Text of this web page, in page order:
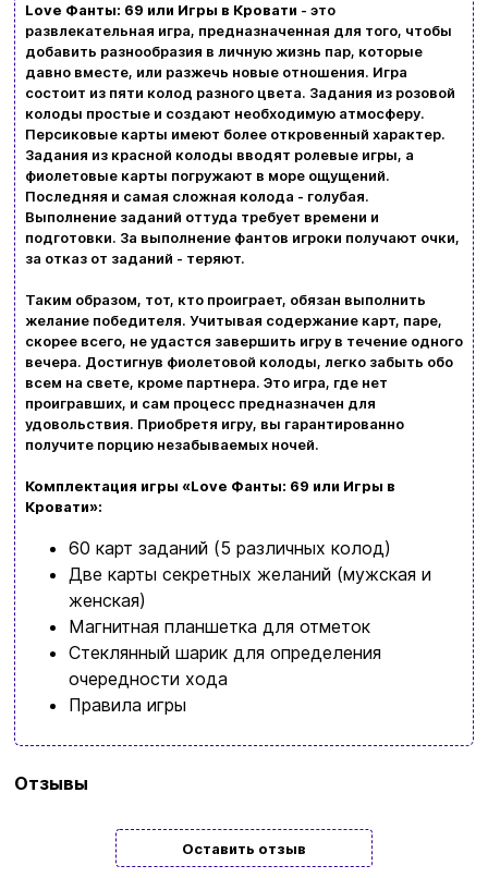
Love Фанты: 69 или Игры в Кровати - это
развлекательная игра, предназначенная для того, чтобы
добавить разнообразия в личную жизнь пар, которые
давно вместе, или разжечь новые отношения. Игра
состоит из пяти колод разного цвета. Задания из розовой
колоды простые и создают необходимую атмосферу.
Персиковые карты имеют более откровенный характер.
Задания из красной колоды вводят ролевые игры, а
фиолетовые карты погружают в море ощущений.
Последняя и самая сложная колода - голубая.
Выполнение заданий оттуда требует времени и
подготовки. За выполнение фантов игроки получают очки,
за отказ от заданий - теряют.
Таким образом, тот, кто проиграет, обязан выполнить
желание победителя. Учитывая содержание карт, паре,
скорее всего, не удастся завершить игру в течение одного
вечера. Достигнув фиолетовой колоды, легко забыть обо
всем на свете, кроме партнера. Это игра, где нет
проигравших, и сам процесс предназначен для
удовольствия. Приобретя игру, вы гарантированно
получите порцию незабываемых ночей.
Комплектация игры «Love Фанты: 69 или Игры в
Кровати»:
60 карт заданий (5 различных колод)
Две карты секретных желаний (мужская и
женская)
Магнитная планшетка для отметок
Стеклянный шарик для определения
очередности хода
Правила игры
Отзывы
Оставить отзыв
Бренды
Доставка и оплата
Новости и статьи
Возврат и обмен товаров
Политика конфиденциальности
Контакты
+380996393746
+380634324164
Заказать звонок
kubix.boardgames@gmail.com
UAㅤ
Ваша корзина сейчас пуста
Просмотрите ассортимент нашего магазина и
вы обязательно найдете что-нибудь
интересное